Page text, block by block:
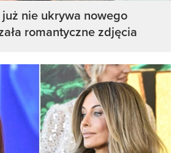
nie ukrywa nowego
romantyczne zdjęcia